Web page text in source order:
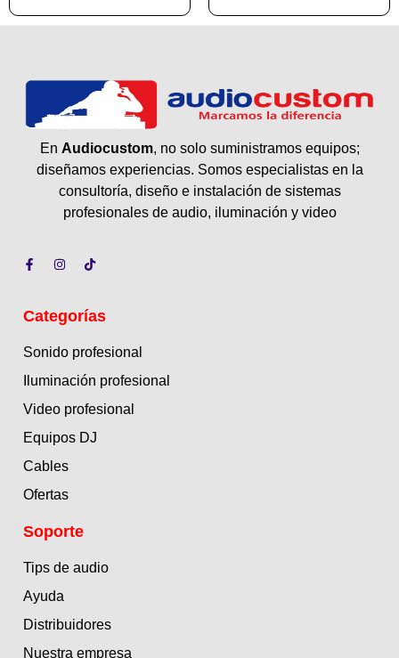
En Audiocustom, no solo suministramos equipos;
diseñamos experiencias. Somos especialistas en la
consultoría, diseño e instalación de sistemas
profesionales de audio, iluminación y video
Categorías
Sonido profesional
Iluminación profesional
Video profesional
Equipos DJ
Cables
Ofertas
Soporte
Tips de audio
Ayuda
Distribuidores
Nuestra empresa